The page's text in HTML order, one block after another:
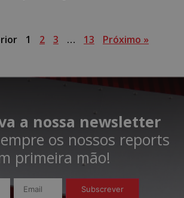
1 2 3 … 13 Próximo »
a nossa newsletter
os nossos reports
primeira mão!​
Subscrever